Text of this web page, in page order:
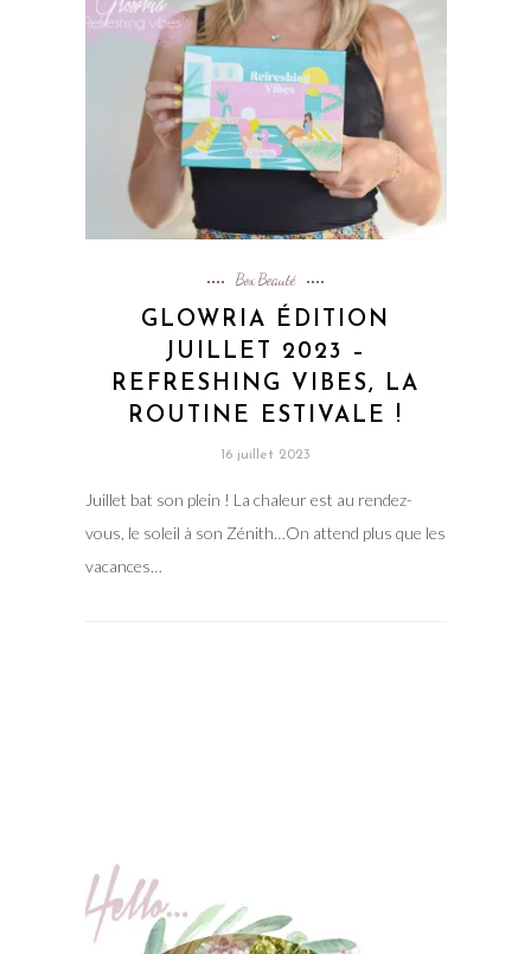
Box Beauté
GLOWRIA ÉDITION
JUILLET 2023 –
REFRESHING VIBES, LA
ROUTINE ESTIVALE !
16 juillet 2023
Juillet bat son plein ! La chaleur est au rendez-
vous, le soleil à son Zénith…On attend plus que les
vacances…